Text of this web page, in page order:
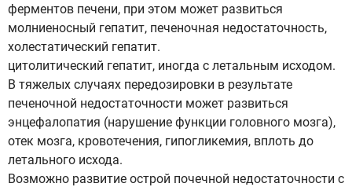
ферментов печени, при этом может развиться
молниеносный гепатит, печеночная недостаточность,
холестатический гепатит.
цитолитический гепатит, иногда с летальным исходом.
В тяжелых случаях передозировки в результате
печеночной недостаточности может развиться
энцефалопатия (нарушение функции головного мозга),
отек мозга, кровотечения, гипогликемия, вплоть до
летального исхода.
Возможно развитие острой почечной недостаточности с